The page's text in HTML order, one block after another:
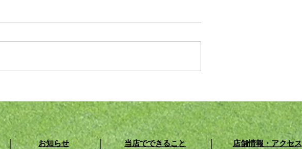
“FLAK2.0” for 野球とテニス
“JAWBREAKER” for サイクリ
ング
お知らせ 当店でできること 店舗情報・アクセス